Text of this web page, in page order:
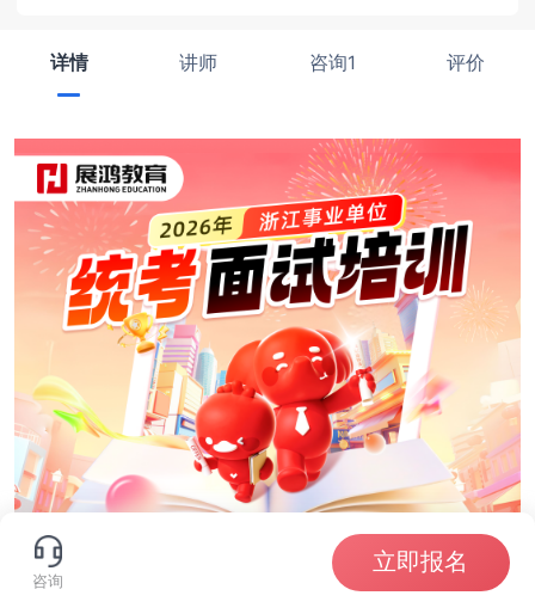
详情 讲师 咨询1 评价
咨询
立即报名